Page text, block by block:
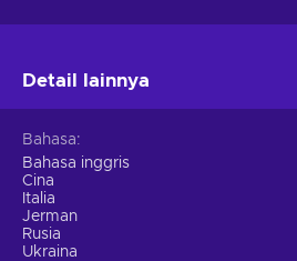
Detail lainnya
Bahasa
Bahasa inggris
Cina
Italia
Jerman
Rusia
Ukraina